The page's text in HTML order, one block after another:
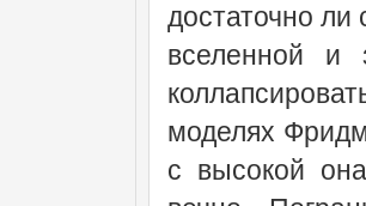
достаточно ли
вселенной и
моделях
с высокой